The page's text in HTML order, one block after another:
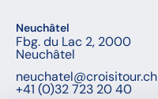
Neuchâtel
Fbg. du Lac 2, 2000
Neuchâtel
neuchatel@croisitour.ch
+41 (0)32 723 20 40